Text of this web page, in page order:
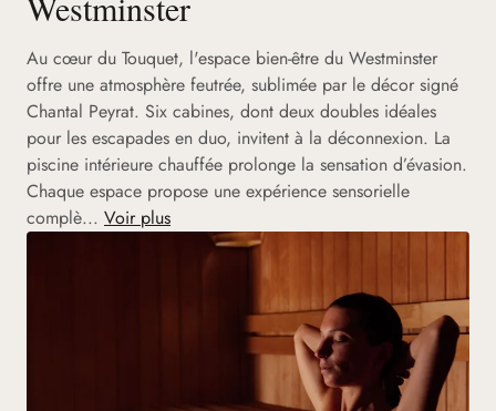
Au cœur du Touquet, l'espace bien-être du Westminster
offre une atmosphère feutrée, sublimée par le décor signé
Chantal Peyrat. Six cabines, dont deux doubles idéales
pour les escapades en duo, invitent à la déconnexion. La
piscine intérieure chauffée prolonge la sensation d’évasion.
Chaque espace propose une expérience sensorielle
complè... Voir plus